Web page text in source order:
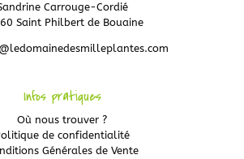
Carrouge-Cordié
Saint Philbert de Bouaine
Infos pratiques
Où nous trouver ?
de confidentialité
Générales de Vente